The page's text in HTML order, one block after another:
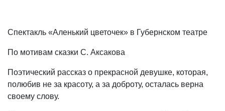
Спектакль «Аленький цветочек» в Губернском театре
По мотивам сказки С. Аксакова
Поэтический рассказ о прекрасной девушке, которая,
полюбив не за красоту, а за доброту, осталась верна
своему слову.